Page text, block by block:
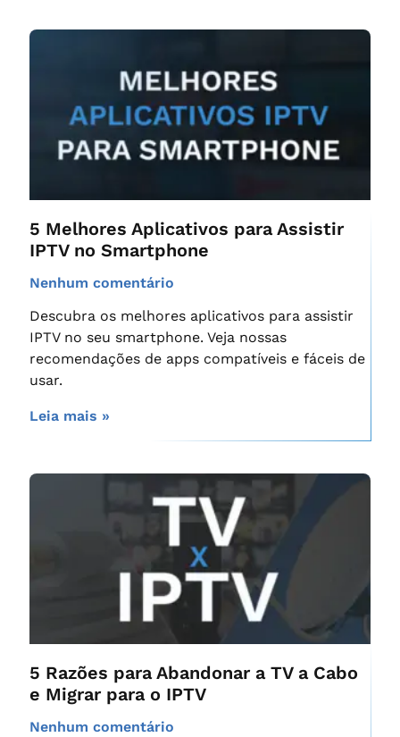
5 Melhores Aplicativos para Assistir
IPTV no Smartphone
Nenhum comentário
Descubra os melhores aplicativos para assistir
IPTV no seu smartphone. Veja nossas
recomendações de apps compatíveis e fáceis de
usar.
Leia mais »
5 Razões para Abandonar a TV a Cabo
e Migrar para o IPTV
Nenhum comentário